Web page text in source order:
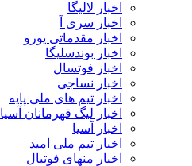
اخبار لالیگا
اخبار سری آ
اخبار مقدماتی یورو
اخبار بوندسلیگا
اخبار فوتسال
اخبار نساجی
اخبار تیم های ملی پایه
اخبار لیگ قهرمانان آسیا
اخبار آسیا
اخبار تیم ملی امید
اخبار منهای فوتبال